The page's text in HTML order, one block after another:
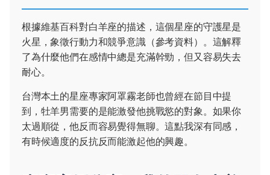
根據維基百科對白羊座的描述，這個星座的守護星是
火星，象徵行動力和競爭意識（參考資料）。這解釋
了為什麼他們在感情中總是充滿幹勁，但又容易失去
耐心。
台灣本土的星座專家阿罩霧老師也曾經在節目中提
到，牡羊男需要的是能激發他挑戰慾的對象。如果你
太過順從，他反而容易覺得無聊。這點我深有同感，
有時候適度的反抗反而能激起他的興趣。